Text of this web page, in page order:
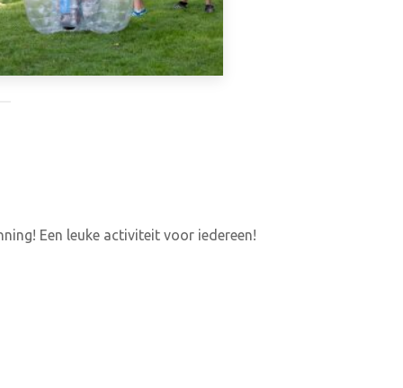
Een leuke activiteit voor iedereen!